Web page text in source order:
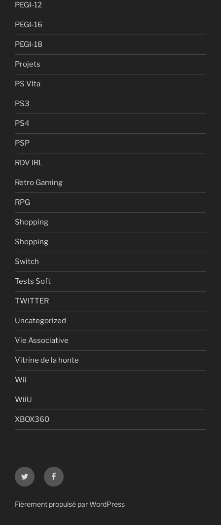
PEGI-12
PEGI-16
PEGI-18
Projets
PS VIta
PS3
PS4
PSP
RDV IRL
Retro Gaming
RPG
Shopping
Shopping
Switch
Tests Soft
TWITTER
Uncategorized
Vie Associative
Vitrine de la honte
Wii
WiiU
XBOX360
Twitter Facebook
Fièrement propulsé par WordPress